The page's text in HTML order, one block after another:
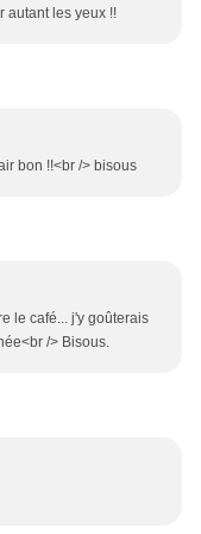
autant les yeux !!
bon !!<br /> bisous
le café... j'y goûterais
/> Bisous.